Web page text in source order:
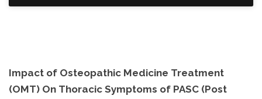
Impact of Osteopathic Medicine Treatment
(OMT) On Thoracic Symptoms of PASC (Post